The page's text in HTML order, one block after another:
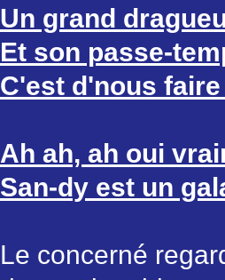
Un grand
Et son passe-
C'est d'nous
Ah ah, ah oui
San-dy est un
Le concerné